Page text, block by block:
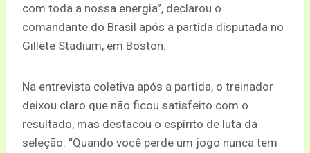
com toda a nossa energia”, declarou o
comandante do Brasil após a partida disputada no
Gillete Stadium, em Boston.
Na entrevista coletiva após a partida, o treinador
deixou claro que não ficou satisfeito com o
resultado, mas destacou o espírito de luta da
seleção: “Quando você perde um jogo nunca tem